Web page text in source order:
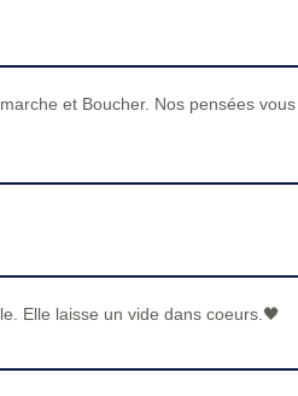
et Boucher. Nos pensées
Elle laisse un vide dans coeurs.🖤